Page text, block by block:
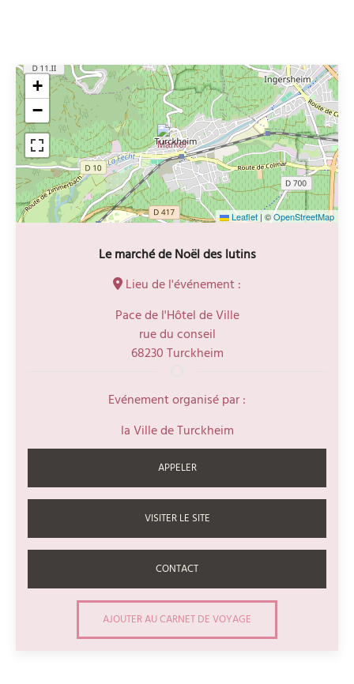
+
−
Leaflet| ©OpenStreetMap
Le marché de Noël des lutins
Lieu de l'événement :
Pace de l'Hôtel de Ville
rue du conseil
68230Turckheim
Evénement organisé par :
la Ville de Turckheim
APPELER
VISITER LE SITE
CONTACT
AJOUTER AU CARNET DE VOYAGE